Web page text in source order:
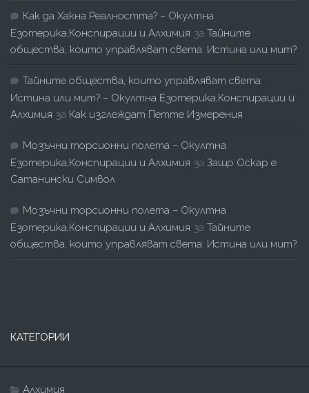
Как да Хакна Реалността? – Окултна
Езотерика,Конспирации и Алхимия за Тайните
общества, които управляват света: Истина или мит?
Тайните общества, които управляват света:
Истина или мит? – Окултна Езотерика,Конспирации и
Алхимия за Как изглеждат Петте Измерения
Мозъчни торсионни полета – Окултна
Езотерика,Конспирации и Алхимия за Защо Оскар е
Сатанински Символ
Мозъчни торсионни полета – Окултна
Езотерика,Конспирации и Алхимия за Тайните
общества, които управляват света: Истина или мит?
КАТЕГОРИИ
Алхимия